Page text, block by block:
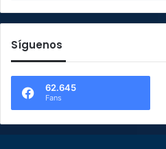
Síguenos
62.645
Fans